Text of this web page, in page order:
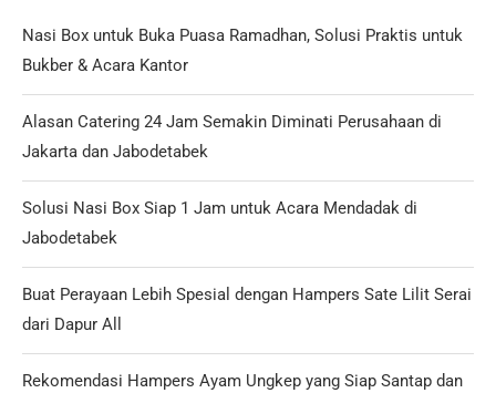
Nasi Box untuk Buka Puasa Ramadhan, Solusi Praktis untuk
Bukber & Acara Kantor
Alasan Catering 24 Jam Semakin Diminati Perusahaan di
Jakarta dan Jabodetabek
Solusi Nasi Box Siap 1 Jam untuk Acara Mendadak di
Jabodetabek
Buat Perayaan Lebih Spesial dengan Hampers Sate Lilit Serai
dari Dapur All
Rekomendasi Hampers Ayam Ungkep yang Siap Santap dan